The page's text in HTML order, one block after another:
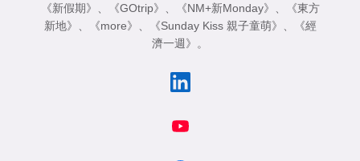
《新假期》
《GOtrip》 《NM+新Monday》
《東方
新地》
《more》 《Sunday Kiss 親子童萌》
《經
濟一週》
。